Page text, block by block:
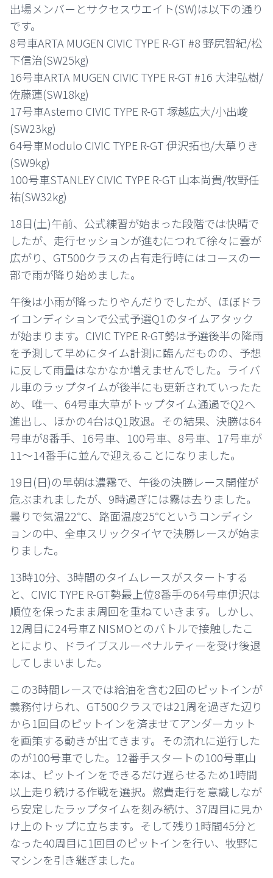
出場メンバーとサクセスウエイト(SW)は以下の通り
です。
8号車ARTA MUGEN CIVIC TYPE R-GT #8 野尻智紀/松
下信治(SW25kg)
16号車ARTA MUGEN CIVIC TYPE R-GT #16 大津弘樹/
佐藤蓮(SW18kg)
17号車Astemo CIVIC TYPE R-GT 塚越広大/小出峻
(SW23kg)
64号車Modulo CIVIC TYPE R-GT 伊沢拓也/大草りき
(SW9kg)
100号車STANLEY CIVIC TYPE R-GT 山本尚貴/牧野任
祐(SW32kg)
18日(土)午前、公式練習が始まった段階では快晴で
したが、走行セッションが進むにつれて徐々に雲が
広がり、GT500クラスの占有走行時にはコースの一
部で雨が降り始めました。
午後は小雨が降ったりやんだりでしたが、ほぼドラ
イコンディションで公式予選Q1のタイムアタック
が始まります。CIVIC TYPE R-GT勢は予選後半の降雨
を予測して早めにタイム計測に臨んだものの、予想
に反して雨量はなかなか増えませんでした。ライバ
ル車のラップタイムが後半にも更新されていったた
め、唯一、64号車大草がトップタイム通過でQ2へ
進出し、ほかの4台はQ1敗退。その結果、決勝は64
号車が8番手、16号車、100号車、8号車、17号車が
11～14番手に並んで迎えることになりました。
19日(日)の早朝は濃霧で、午後の決勝レース開催が
危ぶまれましたが、9時過ぎには霧は去りました。
曇りで気温22℃、路面温度25℃というコンディシ
ョンの中、全車スリックタイヤで決勝レースが始ま
りました。
13時10分、3時間のタイムレースがスタートする
と、CIVIC TYPE R-GT勢最上位8番手の64号車伊沢は
順位を保ったまま周回を重ねていきます。しかし、
12周目に24号車Z NISMOとのバトルで接触したこ
とにより、ドライブスルーペナルティーを受け後退
してしまいました。
この3時間レースでは給油を含む2回のピットインが
義務付けられ、GT500クラスでは21周を過ぎた辺り
から1回目のピットインを済ませてアンダーカット
を画策する動きが出てきます。その流れに逆行した
のが100号車でした。12番手スタートの100号車山
本は、ピットインをできるだけ遅らせるため1時間
以上走り続ける作戦を選択。燃費走行を意識しなが
ら安定したラップタイムを刻み続け、37周目に見か
け上のトップに立ちます。そして残り1時間45分と
なった40周目に1回目のピットインを行い、牧野に
マシンを引き継ぎました。